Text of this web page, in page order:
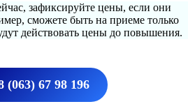
зафиксируйте цены, если они
сможете быть на приеме только
действовать цены до повышения.
(063) 67 98 196